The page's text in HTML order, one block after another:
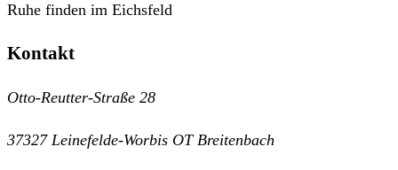
Ruhe finden im Eichsfeld
Kontakt
Otto-Reutter-Straße 28
37327 Leinefelde-Worbis OT Breitenbach